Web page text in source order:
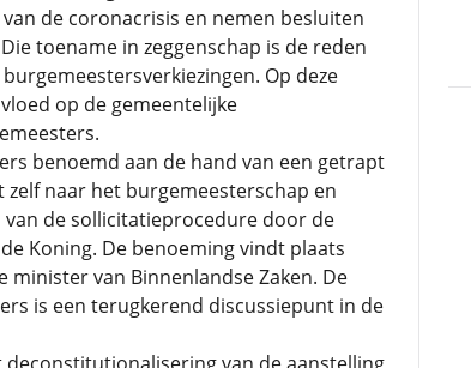
de coronacrisis en nemen besluiten
toename in zeggenschap is de reden
Op deze
op de gemeentelijke
benoemd aan de hand van een getrapt
naar het burgemeesterschap en
de sollicitatieprocedure door de
Koning. De benoeming vindt plaats
van Binnenlandse Zaken. De
is een terugkerend discussiepunt in de